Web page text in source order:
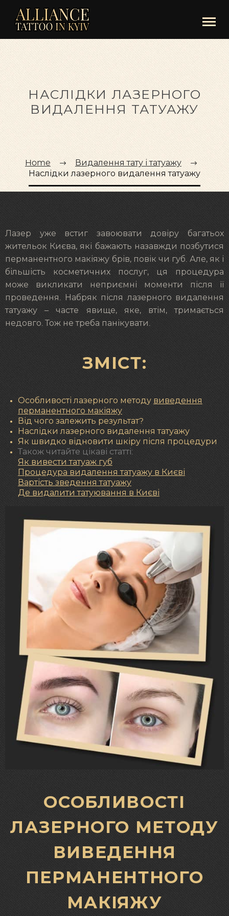
НАСЛІДКИ ЛАЗЕРНОГО
ВИДАЛЕННЯ ТАТУАЖУ
Home
Видалення тату і татуажу
Наслідки лазерного видалення татуажу
Лазер уже встиг завоювати довіру багатьох
жительок Києва, які бажають назавжди позбутися
перманентного макіяжу брів, повік чи губ. Але, як і
більшість косметичних послуг, ця процедура
може викликати неприємні моменти після її
проведення. Набряк після лазерного видалення
татуажу – часте явище, яке, втім, тримається
недовго. Тож не треба панікувати.
ЗМІСТ:
Особливості лазерного методу виведення
перманентного макіяжу
Від чого залежить результат?
Наслідки лазерного видалення татуажу
Як швидко відновити шкіру після процедури
Також читайте цікаві статті:
Як вивести татуаж губ
Процедура видалення татуажу в Києві
Вартість зведення татуажу
Де видалити татуювання в Києві
ОСОБЛИВОСТІ
ЛАЗЕРНОГО МЕТОДУ
ВИВЕДЕННЯ
ПЕРМАНЕНТНОГО
МАКІЯЖУ